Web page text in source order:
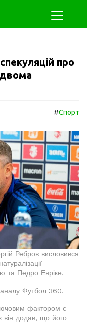
про
#Спорт
Ребров висловився
та Педро Енріке.
Футбол 360.
фактором є
він додав, що його